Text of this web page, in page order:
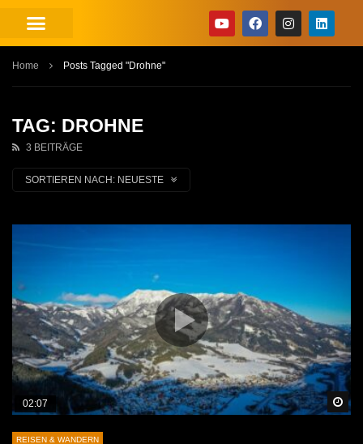
Home Posts Tagged "Drohne"
TAG: DROHNE
3 BEITRÄGE
SORTIEREN NACH: NEUESTE
02:07
REISEN & WANDERN